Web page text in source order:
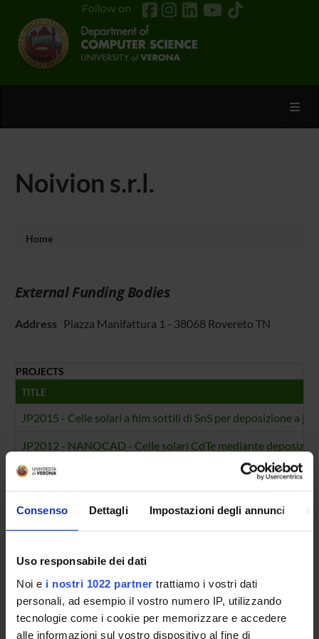
Consenso Dettagli Impostazioni degli annunci
Uso responsabile dei dati
Noi e i nostri 1022 partner trattiamo i vostri dati
personali, ad esempio il vostro numero IP, utilizzando
tecnologie come i cookie per memorizzare e accedere
alle informazioni sul vostro dispositivo al fine di
Follow on
Noivion s.r.l.
Home
External Funding Bodies
Address Piazza Manifattura 1 - 38068 Rovereto TN
PROJECTS
TITLE
JP2015 - Celle solari a film sottili di SnS per deposizione a jet
JP2012 - NANOCAD - Celle solari CdTe mediante
FOUNDING NUMBERS
2013
Contacts